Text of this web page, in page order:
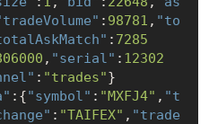
: 98781 , "to
: 7285
, "serial" : 12302
: "trades"}
:{"symbol" : "MXFJ4" , "t
: "TAIFEX" , "trade